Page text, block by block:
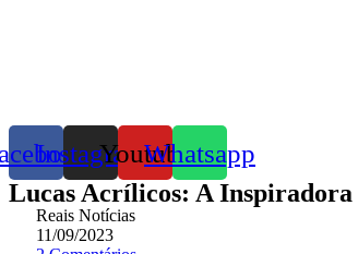
InstagramYoutubeWhatsapp
Lucas Acrílicos: A Inspiradora
Reais Notícias
11/09/2023